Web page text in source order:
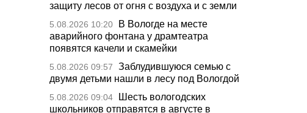
защиту лесов от огня с воздуха и с земли
5.08.2026 10:20
В Вологде на месте
аварийного фонтана у драмтеатра
появятся качели и скамейки
5.08.2026 09:57
Заблудившуюся семью с
двумя детьми нашли в лесу под Вологдой
5.08.2026 09:04
Шесть вологодских
школьников отправятся в августе в